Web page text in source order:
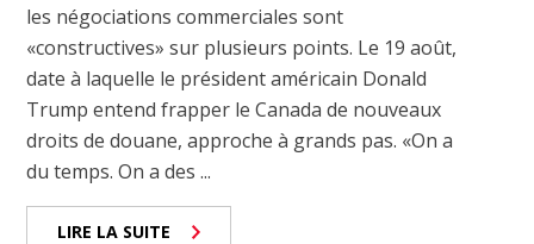
les négociations commerciales sont
«constructives» sur plusieurs points. Le 19 août,
date à laquelle le président américain Donald
Trump entend frapper le Canada de nouveaux
droits de douane, approche à grands pas. «On a
du temps. On a des ...
LIRE LA SUITE